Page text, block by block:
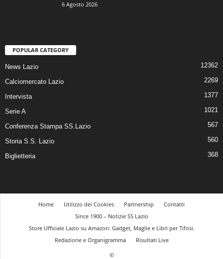
6 Agosto 2026
POPULAR CATEGORY
News Lazio 12362
Calciomercato Lazio 2269
Intervista 1377
Serie A 1021
Conferenza Stampa SS.Lazio 567
Storia S.S. Lazio 560
Biglietteria 368
Home Utilizzo dei Cookies Partnership
Contatti
Since 1900 – Notizie SS Lazio
Store Ufficiale Lazio su Amazon: Gadget, Maglie e Libri per Tifosi.
Redazione e Organigramma
Risultati Live
©